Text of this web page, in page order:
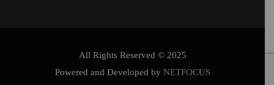
All Rights Reserved © 2025
Powered and Developed by NETFOCUS